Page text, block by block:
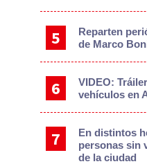
Reparten
de Marco
VIDEO:
vehículos en
En distintos
personas sin
de la ciudad